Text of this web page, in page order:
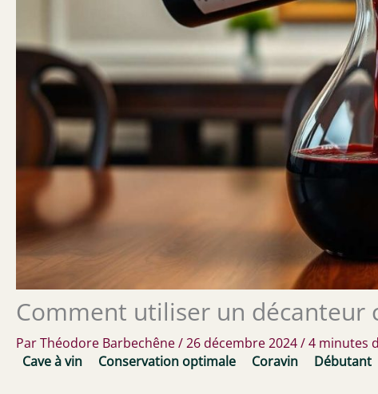
Comment utiliser un décanteur
ParThéodore Barbechêne/26 décembre 2024/4 minutes
Cave à vin
Conservation optimale Coravin Débutant